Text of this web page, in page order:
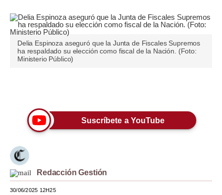
Pregunta de hoy
Blogs
Tendencias
Moda
Mundo
EEUU
Delia Espinoza aseguró que la Junta de Fiscales Supremos
ha respaldado su elección como fiscal de la Nación. (Foto:
Ministerio Público)
Suscríbete a YouTube
Redacción Gestión
30/06/2025 12H25